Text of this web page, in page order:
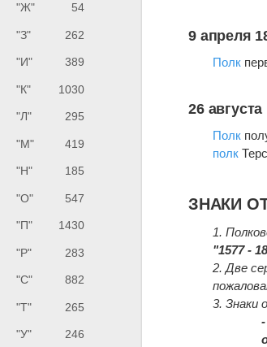
"Ж" 54
"З" 262
"И" 389
"К" 1030
"Л" 295
"М" 419
"Н" 185
"О" 547
"П" 1430
"Р" 283
"С" 882
"Т" 265
"У" 246
9 апреля
Полк
26
Полк
полк
ЗНАКИ
1.
"1577 -
2. Две
3. Знаки